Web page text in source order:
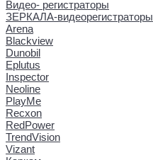
Видео- регистраторы
ЗЕРКАЛА-видеорегистраторы
Arena
Blackview
Dunobil
Eplutus
Inspector
Neoline
PlayMe
Recxon
RedPower
TrendVision
Vizant